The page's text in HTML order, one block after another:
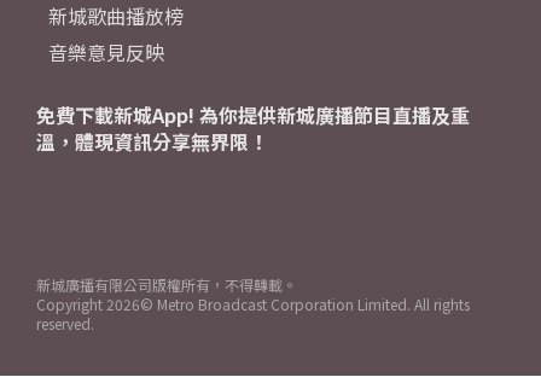
新城歌曲播放榜
音樂意見反映
免費下載新城App! 為你提供新城廣播節目直播及重
溫，體現資訊分享無界限！
新城廣播有限公司版權所有，不得轉載。
Copyright 2026© Metro Broadcast Corporation Limited. All rights
reserved.